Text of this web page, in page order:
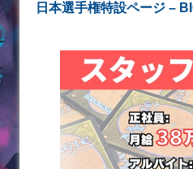
日本選手権特設ページ –